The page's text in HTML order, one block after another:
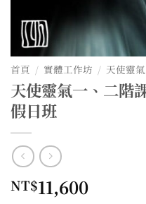
首頁 / 實體工作坊 / 天使靈
天使靈氣一、二階
假日班
NT$11,600